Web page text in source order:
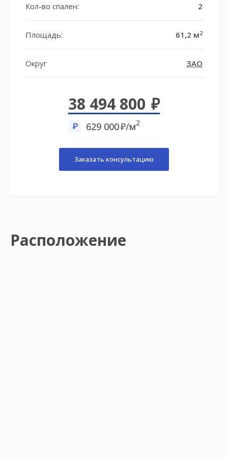
Кол-во спален: 2
Площадь: 61,2 м2
Округ ЗАО
38 494 800
629 000 /м2
Заказать консультацию
Расположение